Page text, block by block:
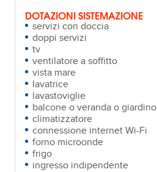
DOTAZIONI SISTEMAZIONE
servizi con doccia
doppi servizi
tv
ventilatore a soffitto
vista mare
lavatrice
lavastoviglie
balcone o veranda o giardino
climatizzatore
connessione internet Wi-Fi
forno microonde
frigo
ingresso indipendente